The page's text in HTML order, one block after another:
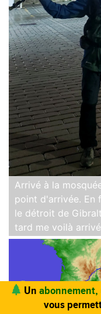
Arrivé à la
point d'arrivée. En
le détroit de
tard me voilà
Vous trouvez ce